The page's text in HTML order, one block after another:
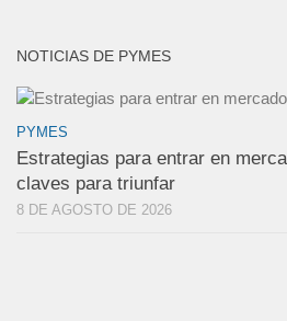
NOTICIAS DE PYMES
PYMES
Estrategias para entrar en
claves para triunfar
8 DE AGOSTO DE 2026